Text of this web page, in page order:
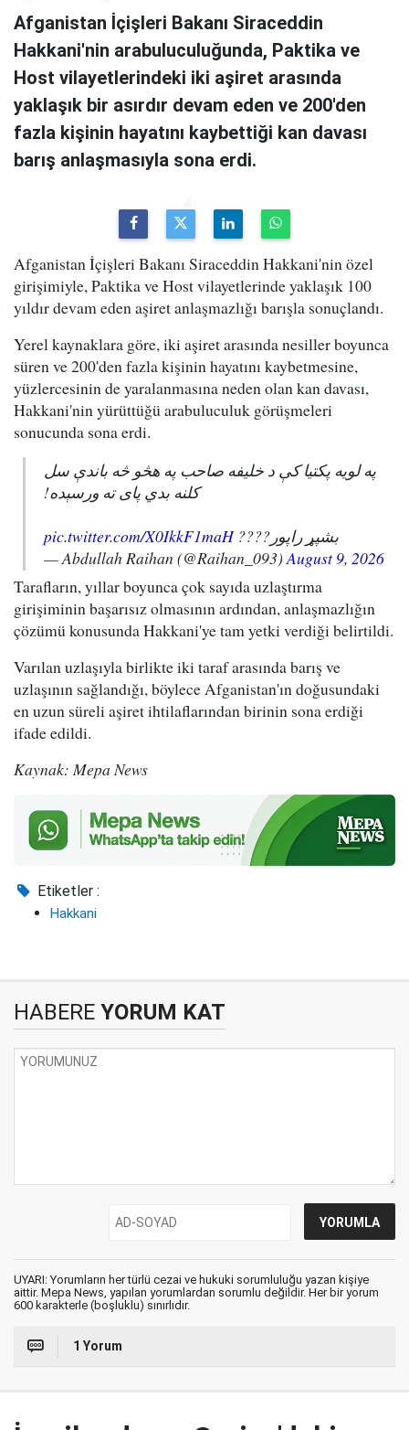
Afganistan İçişleri Bakanı Siraceddin
Hakkani'nin arabuluculuğunda, Paktika ve
Host vilayetlerindeki iki aşiret arasında
yaklaşık bir asırdır devam eden ve 200'den
fazla kişinin hayatını kaybettiği kan davası
barış anlaşmasıyla sona erdi.
Afganistan İçişleri Bakanı Siraceddin Hakkani'nin özel
girişimiyle, Paktika ve Host vilayetlerinde yaklaşık 100
yıldır devam eden aşiret anlaşmazlığı barışla sonuçlandı.
Yerel kaynaklara göre, iki aşiret arasında nesiller boyunca
süren ve 200'den fazla kişinin hayatını kaybetmesine,
yüzlercesinin de yaralanmasına neden olan kan davası,
Hakkani'nin yürüttüğü arabuluculuk görüşmeleri
sonucunda sona erdi.
په لویه پکتیا کې د خلیفه صاحب په هڅو څه باندې سل
کلنه بدي پای ته ورسېده!
بشپړ راپور????pic.twitter.com/X0IkkF1maH
— Abdullah Raihan (@Raihan_093)August 9, 2026
Tarafların, yıllar boyunca çok sayıda uzlaştırma
girişiminin başarısız olmasının ardından, anlaşmazlığın
çözümü konusunda Hakkani'ye tam yetki verdiği belirtildi.
Varılan uzlaşıyla birlikte iki taraf arasında barış ve
uzlaşının sağlandığı, böylece Afganistan'ın doğusundaki
en uzun süreli aşiret ihtilaflarından birinin sona erdiği
ifade edildi.
Kaynak: Mepa News
Etiketler :
Hakkani
HABERE YORUM KAT
UYARI: Yorumların her türlü cezai ve hukuki sorumluluğu yazan kişiye
aittir. Mepa News, yapılan yorumlardan sorumlu değildir. Her bir yorum
600 karakterle (boşluklu) sınırlıdır.
1 Yorum